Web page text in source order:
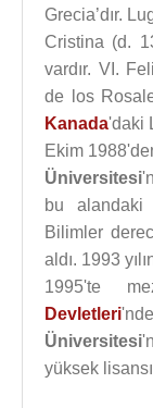
Grecia’dır.
Cristina (d.
vardır. VI.
de los
Kanada'daki
Ekim
Üniversitesi
bu alandaki
Bilimler
aldı. 1993
1995'te
Devletleri
Üniversitesi
yüksek